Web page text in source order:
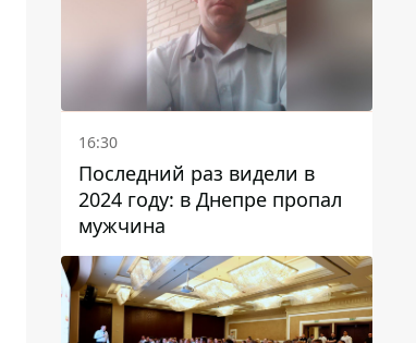
16:30
Последний раз видели в
2024 году: в Днепре пропал
мужчина